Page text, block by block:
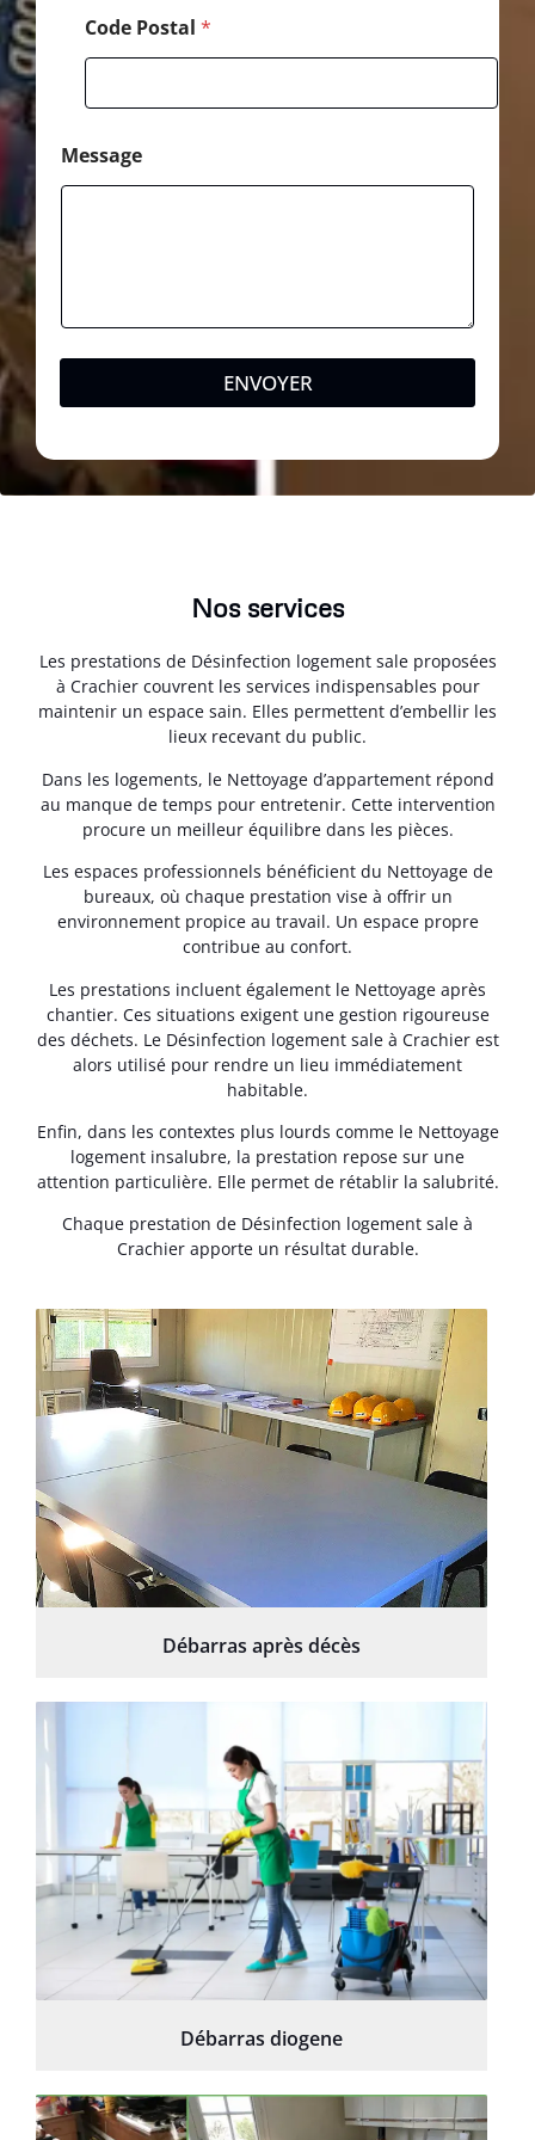
Code Postal *
Message
ENVOYER
Nos services
Les prestations de Désinfection logement sale proposées
à Crachier couvrent les services indispensables pour
maintenir un espace sain. Elles permettent d’embellir les
lieux recevant du public.
Dans les logements, le Nettoyage d’appartement répond
au manque de temps pour entretenir. Cette intervention
procure un meilleur équilibre dans les pièces.
Les espaces professionnels bénéficient du Nettoyage de
bureaux, où chaque prestation vise à offrir un
environnement propice au travail. Un espace propre
contribue au confort.
Les prestations incluent également le Nettoyage après
chantier. Ces situations exigent une gestion rigoureuse
des déchets. Le Désinfection logement sale à Crachier est
alors utilisé pour rendre un lieu immédiatement
habitable.
Enfin, dans les contextes plus lourds comme le Nettoyage
logement insalubre, la prestation repose sur une
attention particulière. Elle permet de rétablir la salubrité.
Chaque prestation de Désinfection logement sale à
Crachier apporte un résultat durable.
Débarras après décès
Débarras diogene